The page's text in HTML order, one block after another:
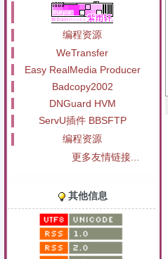
编程资源
WeTransfer
Easy RealMedia Producer
Badcopy2002
DNGuard HVM
ServU插件 BBSFTP
编程资源
更多友情链接...
其他信息